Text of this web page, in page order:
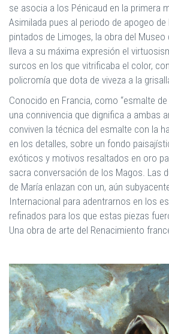
se asocia a los Pénicaud en la primera
Asimilada pues al periodo de apogeo
pintados de Limoges, la obra del Museo
lleva a su máxima expresión el
surcos en los que vitrificaba el color,
policromía que dota de viveza a la
Conocido en Francia, como “esmalte
una connivencia que dignifica a ambas
conviven la técnica del esmalte con la
en los detalles, sobre un fondo
exóticos y motivos resaltados en oro
sacra conversación de los Magos. Las
de María enlazan con un, aún
Internacional para adentrarnos en los
refinados para los que estas piezas
Una obra de arte del Renacimiento